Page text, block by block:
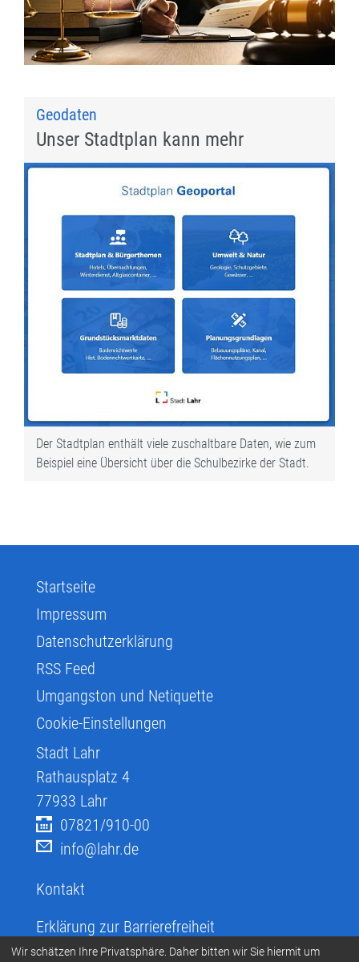
Geodaten
Unser Stadtplan kann mehr
Der Stadtplan enthält viele zuschaltbare Daten, wie zum
Beispiel eine Übersicht über die Schulbezirke der Stadt.
Startseite
Impressum
Datenschutzerklärung
RSS Feed
Umgangston und Netiquette
Cookie-Einstellungen
Stadt Lahr
Rathausplatz 4
77933 Lahr
07821/910-00
info@lahr.de
Kontakt
Erklärung zur Barrierefreiheit
Infos zur Barrierefreiheit
Wir schätzen Ihre Privatsphäre. Daher bitten wir Sie hiermit um